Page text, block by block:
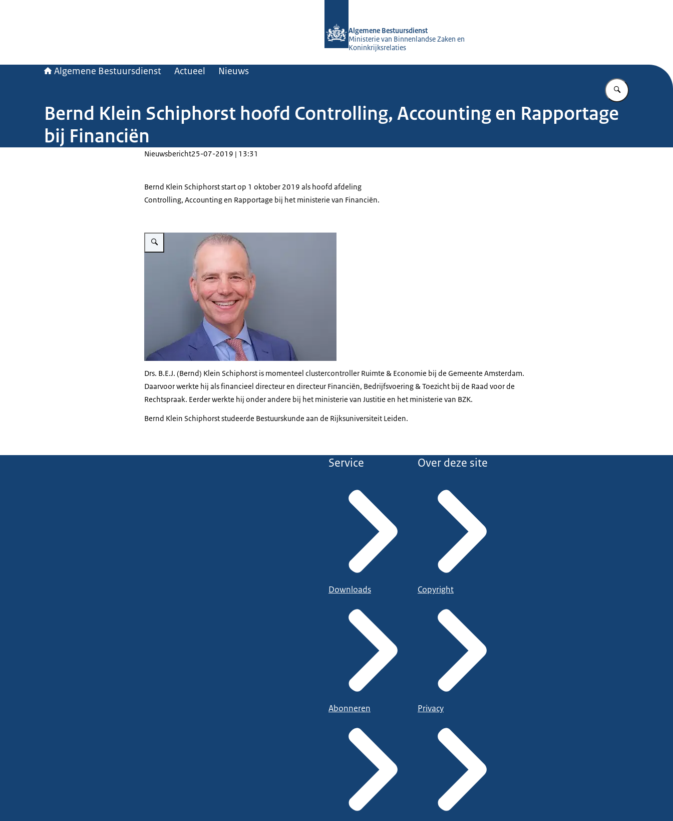
Algemene Bestuursdienst
Ministerie van Binnenlandse Zaken en
Koninkrijksrelaties
Algemene Bestuursdienst Actueel Nieuws
Vul in wat u
Bernd Klein Schiphorst hoofd Controlling, Accounting en Rapportage
bij Financiën
Nieuwsbericht25-07-2019 | 13:31
Bernd Klein Schiphorst start op 1 oktober 2019 als hoofd afdeling
Controlling, Accounting en Rapportage bij het ministerie van Financiën.
Vergroot afbeelding Bernd Klein Schiphorst
Drs. B.E.J. (Bernd) Klein Schiphorst is momenteel clustercontroller Ruimte & Economie bij de Gemeente Amsterdam.
Daarvoor werkte hij als financieel directeur en directeur Financiën, Bedrijfsvoering & Toezicht bij de Raad voor de
Rechtspraak. Eerder werkte hij onder andere bij het ministerie van Justitie en het ministerie van BZK.
Bernd Klein Schiphorst studeerde Bestuurskunde aan de Rijksuniversiteit Leiden.
Service
Downloads
Abonneren
Over deze site
Copyright
Privacy